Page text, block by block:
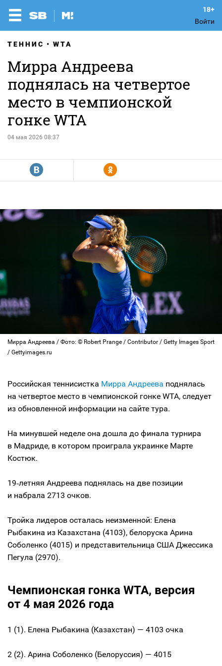
Войти
ТЕННИС WTA
Мирра Андреева
поднялась на четвертое
место в чемпионской
гонке WTA
04 мая 2026 08:37
R Y
Мирра Андреева / Фото: © Robert Prange / Contributor / Getty Images Sport
/ Gettyimages.ru
Российская теннисистка Мирра Андреева поднялась
на четвертое место в чемпионской гонке WTA, следует
из обновленной информации на сайте тура.
На минувшей неделе она дошла до финала турнира
в Мадриде, в котором проиграла украинке Марте
Костюк.
19‑летняя Андреева поднялась на две позиции
и набрала 2713 очков.
Тройка лидеров осталась неизменной: Елена
Рыбакина из Казахстана (4103), белоруска Арина
Соболенко (4015) и представительница США Джессика
Пегула (2970).
Чемпионская гонка WTA, версия
от 4 мая 2026 года
1 (1). Елена Рыбакина (Казахстан) — 4103 очка
2 (2). Арина Соболенко (Белоруссия) — 4015